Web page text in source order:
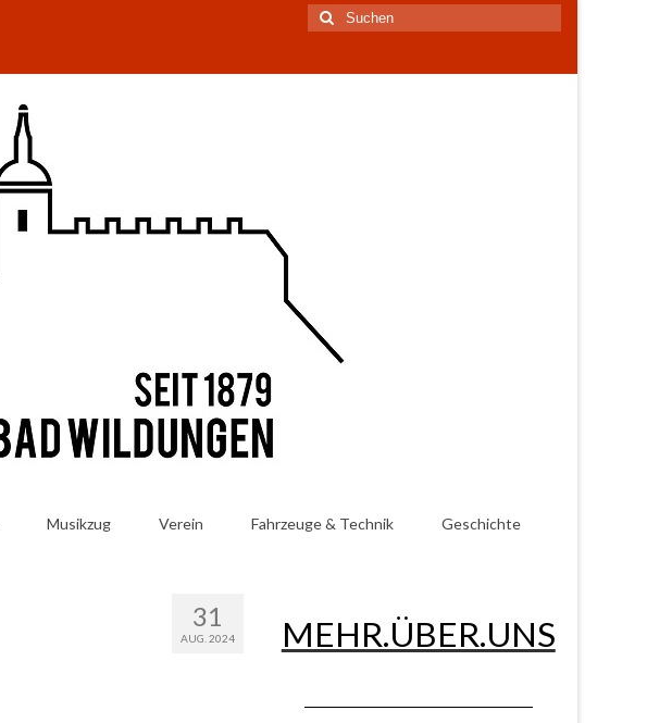
Suchen
nach:
Musikzug Verein Fahrzeuge & Technik Geschichte
31
AUG. 2024 MEHR.ÜBER.UNS